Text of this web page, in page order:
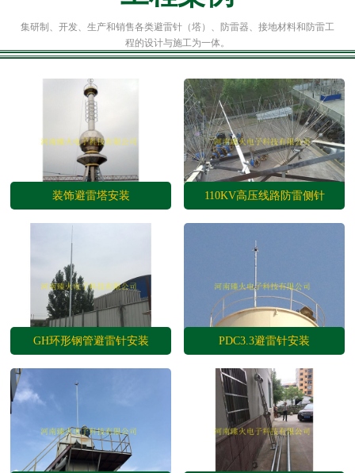
工防雷工程、公安安防防雷工程、广播
电视防雷工程、政府机关防雷工程、电
防静电工程、机房法拉第笼屏蔽工程、
机房等电位工程等......
集研制、开发、生产和销售各类避雷针（塔）、防雷器、接地材料和防雷工
程的设计与施工为一体。
装饰避雷塔安装 110KV高压线路防雷侧针
GH环形钢管避雷针安装 PDC3.3避雷针安装